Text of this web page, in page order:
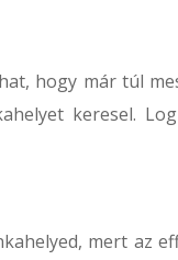
hogy már túl
keresel.
mert az